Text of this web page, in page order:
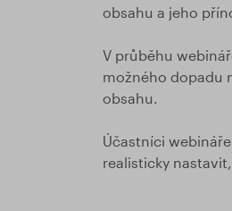
obsahu a jeho
V průběhu
možného dopadu
obsahu.
Účastníci
realisticky